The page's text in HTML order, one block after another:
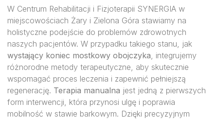
W Centrum Rehabilitacji i Fizjoterapii SYNERGIA w
miejscowościach Żary i Zielona Góra stawiamy na
holistyczne podejście do problemów zdrowotnych
naszych pacjentów. W przypadku takiego stanu, jak
wystający koniec mostkowy obojczyka, integrujemy
różnorodne metody terapeutyczne, aby skutecznie
wspomagać proces leczenia i zapewnić pełniejszą
regenerację. Terapia manualna jest jedną z pierwszych
form interwencji, która przynosi ulgę i poprawia
mobilność w stawie barkowym. Dzięki precyzyjnym